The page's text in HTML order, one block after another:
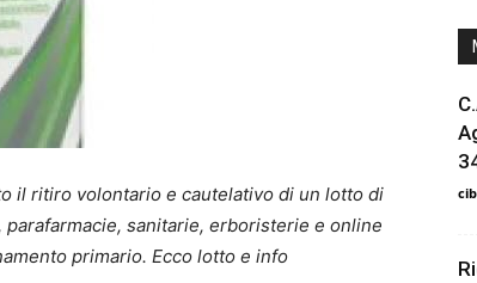
il ritiro volontario e cautelativo di un lotto di
sanitarie, erboristerie e online
primario. Ecco lotto e info